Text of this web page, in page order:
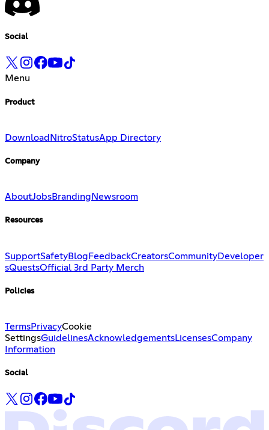
Social
Menu
Product
Download NitroStatusApp Directory
Company
AboutJobsBranding Newsroom
Resources
SupportSafetyBlogFeedbackCreatorsCommunityDeveloper
sQuestsOfficial 3rd Party Merch
Policies
TermsPrivacyCookie
SettingsGuidelinesAcknowledgementsLicensesCompany
Information
Social